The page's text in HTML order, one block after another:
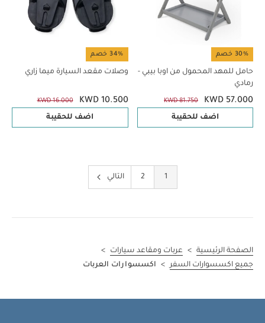
30% خصم
حامل للمهد المحمول من اوبا بيبي -
رمادي
KWD 57.000
KWD 81.750
اضف للحقيبة
34% خصم
وصلات مقعد السيارة ميما زاري
KWD 10.500
KWD 16.000
اضف للحقيبة
1
2 التالي
الصفحة الرئيسية > عربات ومقاعد سيارات
>
جميع اكسسوارات السفر
> اكسسوارات العربات